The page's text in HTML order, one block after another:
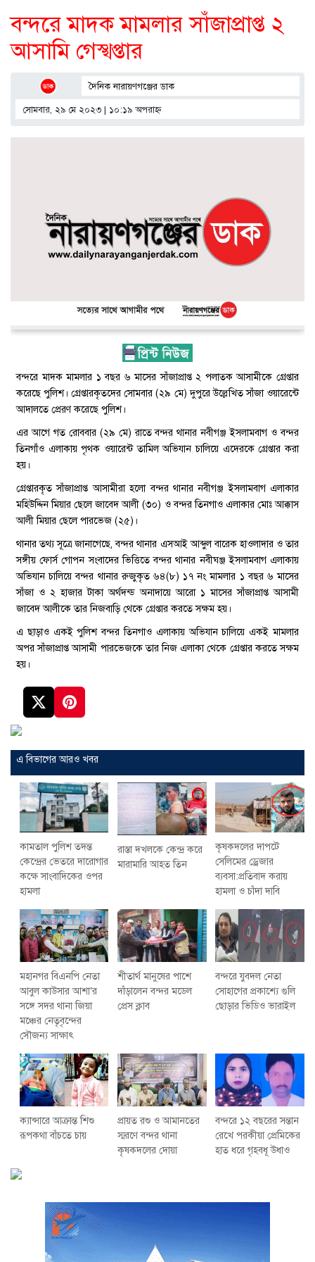
বন্দরে মাদক মামলার সাঁজাপ্রাপ্ত ২
আসামি গেস্খপ্তার
দৈনিক নারায়ণগঞ্জের ডাক
সোমবার, ২৯ মে ২০২৩ | ১০:১৯ অপরাহ্ণ
বন্দরে মাদক মামলার ১ বছর ৬ মাসের সাঁজাপ্রাপ্ত ২ পলাতক আসামীকে গ্রেপ্তার
করেছে পুলিশ। গ্রেপ্তারকৃতদের সোমবার (২৯ মে) দুপুরে উল্লেখিত সাঁজা ওয়ারেন্টে
আদালতে প্রেরণ করেছে পুলিশ।
এর আগে গত রোববার (২৯ মে) রাতে বন্দর থানার নবীগঞ্জ ইসলামবাগ ও বন্দর
তিনগাঁও এলাকায় পৃথক ওয়ারেন্ট তামিল অভিযান চালিয়ে এদেরকে গ্রেপ্তার করা
হয়।
গ্রেপ্তারকৃত সাঁজাপ্রাপ্ত আসামীরা হলো বন্দর থানার নবীগঞ্জ ইসলামবাগ এলাকার
মহিউদ্দিন মিয়ার ছেলে জাবেদ আলী (৩০) ও বন্দর তিনগাও এলাকার মোঃ আক্কাস
আলী মিয়ার ছেলে পারভেজ (২৫)।
থানার তথ্য সূত্রে জানাগেছে, বন্দর থানার এসআই আব্দুল বারেক হাওলাদার ও তার
সঙ্গীয় ফোর্স গোপন সংবাদের ভিত্তিতে বন্দর থানার নবীঘঞ্জ ইসলামবাগ এলাকায়
অভিযান চালিয়ে বন্দর থানার রুজুকৃত ৬৪(৮) ১৭ নং মামলার ১ বছর ৬ মাসের
সাঁজা ও ২ হাজার টাকা অর্থদন্ড অনাদায়ে আরো ১ মাসের সাঁজাপ্রাপ্ত আসামী
জাবেদ আলীকে তার নিজবাড়ি থেকে গ্রেপ্তার করতে সক্ষম হয়।
এ ছাড়াও একই পুলিশ বন্দর তিনগাও এলাকায় অভিযান চালিয়ে একই মামলার
অপর সাঁজাপ্রাপ্ত আসামী পারভেজকে তার নিজ এলাকা থেকে গ্রেপ্তার করতে সক্ষম
হয়।
এ বিভাগের আরও খবর
কামতাল পুলিশ তদন্ত
কেন্দ্রের ভেতরে দারোগার
কক্ষে সাংবাদিকের ওপর
হামলা
রাস্তা দখলকে কেন্দ্র করে
মারামারি আহত তিন
কৃষকদলের দাপটে
সেলিমের ড্রেজার
ব্যবসা:প্রতিবাদ করায়
হামলা ও চাঁদা দাবি
মহানগর বিএনপি নেতা
আবুল কাউসার আশা’র
সঙ্গে সদর থানা জিয়া
মঞ্চের নেতৃবৃন্দের
সৌজন্য সাক্ষাৎ
শীতার্থ মানুষের পাশে
দাঁড়ালেন বন্দর মডেল
প্রেস ক্লাব
বন্দরে যুবদল নেতা
সোহাগের প্রকাশ্যে গুলি
ছোড়ার ভিডিও ভারাইল
ক্যান্সারে আক্রান্ত শিশু
রূপকথা বাঁচতে চায়
প্রায়ত রশু ও আমানতের
স্মরণে বন্দর থানা
কৃষকদলের দোয়া
বন্দরে ১২ বছরের সন্তান
রেখে পরকীয়া প্রেমিকের
হাত ধরে গৃহবধূ উধাও